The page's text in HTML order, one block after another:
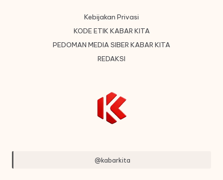
Kebijakan Privasi
KODE ETIK KABAR KITA
PEDOMAN MEDIA SIBER KABAR KITA
REDAKSI
@kabarkita